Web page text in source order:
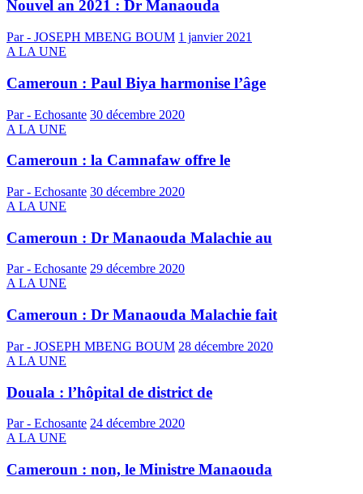
Nouvel an 2021 : Dr Manaouda
Par - JOSEPH MBENG BOUM 1 janvier 2021
A LA UNE
Cameroun : Paul Biya harmonise l’âge
Par - Echosante 30 décembre 2020
A LA UNE
Cameroun : la Camnafaw offre le
Par - Echosante 30 décembre 2020
A LA UNE
Cameroun : Dr Manaouda Malachie au
Par - Echosante 29 décembre 2020
A LA UNE
Cameroun : Dr Manaouda Malachie fait
Par - JOSEPH MBENG BOUM 28 décembre 2020
A LA UNE
Douala : l’hôpital de district de
Par - Echosante 24 décembre 2020
A LA UNE
Cameroun : non, le Ministre Manaouda